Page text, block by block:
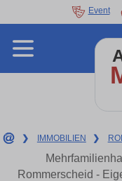
Event
❯ IMMOBILIEN ❯
Rommerscheid -